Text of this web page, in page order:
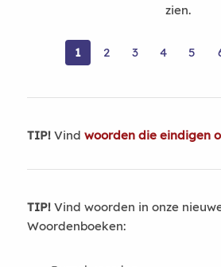
zien.
1 2 3 4 5
TIP!Vind woorden die eindigen
TIP!Vind woorden in onze
Woordenboeken: